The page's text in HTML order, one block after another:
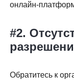
Шаг 2.
онлайн-
#2.
Обратитесь к